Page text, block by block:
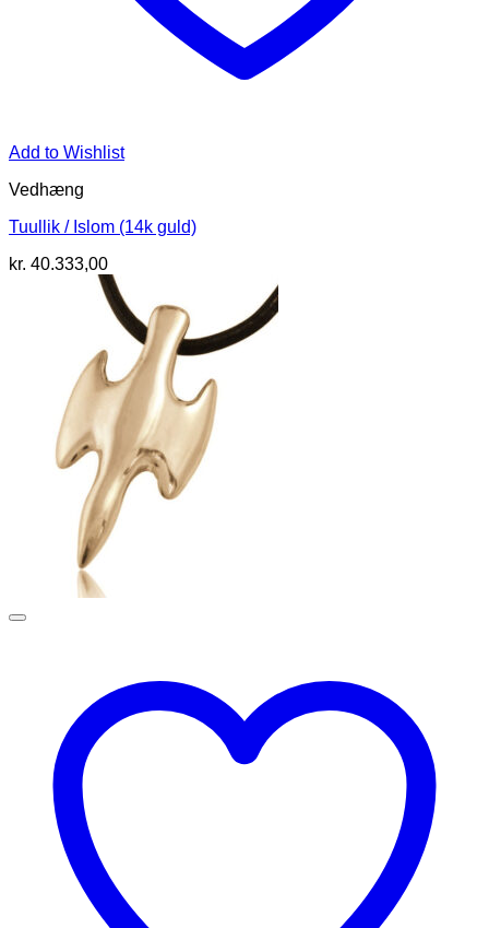
Add to Wishlist
Vedhæng
Tuullik / Islom (14k guld)
kr. 40.333,00